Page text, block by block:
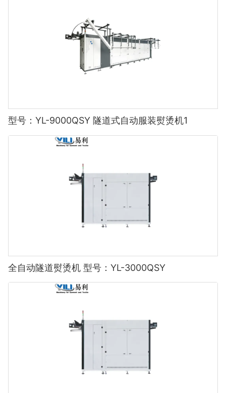
型号：YL-9000QSY 隧道式自动服装熨烫机1
全自动隧道熨烫机 型号：YL-3000QSY